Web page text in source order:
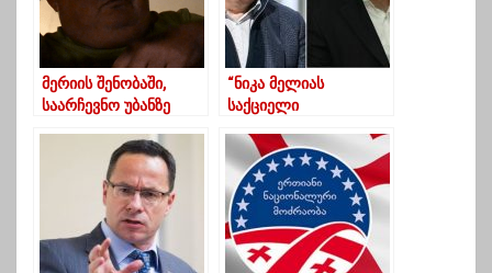
მერიის შენობაში,
საარჩევნო უბანზე
თანამშრომლებმა და
დარაჯმა ქეიფი
გამართეს
“ნიკა მელიას
საქციელი
გმირობაა”